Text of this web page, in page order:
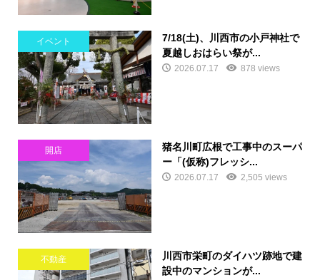
イベント
7/18(土)、川西市の小戸神社で
夏越しおはらい祭が...
2026.07.17 878 views
開店
猪名川町広根で工事中のスーパ
ー「(仮称)フレッシ...
2026.07.17 2,505 views
不動産
川西市栄町のダイハツ跡地で建
設中のマンションが...